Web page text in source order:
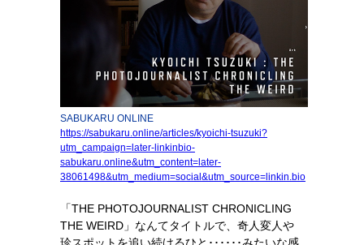
SABUKARU ONLINE
https://sabukaru.online/articles/kyoichi-tsuzuki?
utm_campaign=later-linkinbio-
sabukaru.online&utm_content=later-
38061498&utm_medium=social&utm_source=linkin.bio
「THE PHOTOJOURNALIST CHRONICLING
THE WEIRD」なんてタイトルで、奇人変人や